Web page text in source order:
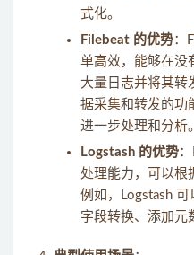
式化。
Filebeat 的优势：
单高效，能够在没
大量日志并将其转
据采集和转发的功
进一步处理和分析。
Logstash 的优势
处理能力，可以根
例如，Logstash
字段转换、添加元